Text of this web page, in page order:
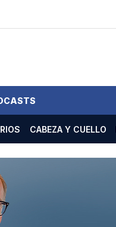
CABEZA Y CUELLO